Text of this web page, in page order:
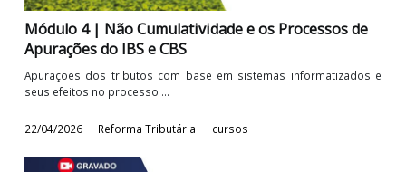
estados e União. A nova relação do ...
28/04/2026 Reforma Tributária cursos